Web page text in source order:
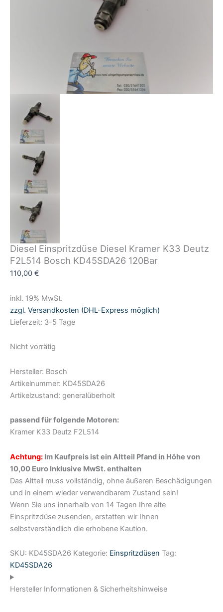
Diesel Einspritzdüse Diesel Kramer K33 Deutz
F2L514 Bosch KD45SDA26 120Bar
110,00 €
inkl. 19% MwSt.
zzgl. Versandkosten (DHL-Express möglich)
Lieferzeit: 3-5 Tage
Nicht vorrätig
Hersteller: Bosch
Artikelnummer: KD45SDA26
Artikelzustand: generalüberholt
passend für folgende Motoren:
Kramer K33 Deutz F2L514
Achtung: Im Kaufpreis ist ein Altteil Pfand in Höhe von
10,00 Euro Inklusive MwSt. enthalten
Das Altteil muss vollständig, ohne äußeren Beschädigungen
und in einem wieder verwendbarem Zustand sein!
Wenn Sie uns innerhalb von 14 Tagen Ihre alte
Einspritzdüse zusenden, erstatten wir Ihnen
selbstverständlich die erhobene Kaution.
SKU: KD45SDA26 Kategorie: Einspritzdüsen Tag:
KD45SDA26
Hersteller Informationen & Sicherheitshinweise